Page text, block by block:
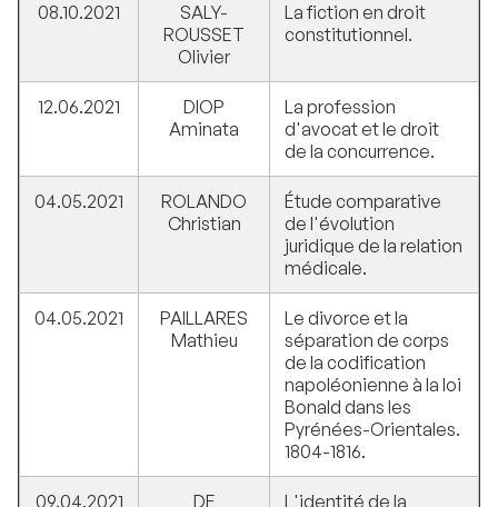
08.10.2021
SALY-
ROUSSET
Olivier
La fiction en droit
constitutionnel.
12.06.2021
DIOP
Aminata
La profession
d'avocat et le droit
de la concurrence.
04.05.2021
ROLANDO
Christian
Étude comparative
de l'évolution
juridique de la relation
médicale.
04.05.2021
PAILLARES
Mathieu
Le divorce et la
séparation de corps
de la codification
napoléonienne à la loi
Bonald dans les
Pyrénées-Orientales.
1804-1816.
09.04.2021 DE L'identité de la